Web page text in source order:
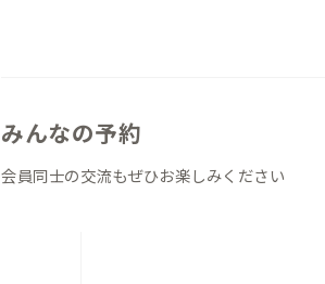
みんなの予約
会員同士の交流もぜひお楽しみください